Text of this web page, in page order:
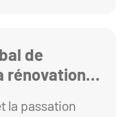
de
rénovation
la passation